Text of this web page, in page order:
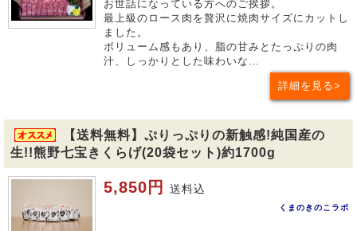
お世話になっている方へのご挨拶。
最上級のロース肉を贅沢に焼肉サイズにカットし
ました。
ボリューム感もあり、脂の甘みとたっぷりの肉
汁、しっかりとした味わいな…
詳細を見る
【送料無料】ぷりっぷりの新触感!純国産の
生!!熊野七宝きくらげ(20袋セット)約1700g
5,850円 送料込
くまのきのこラボ